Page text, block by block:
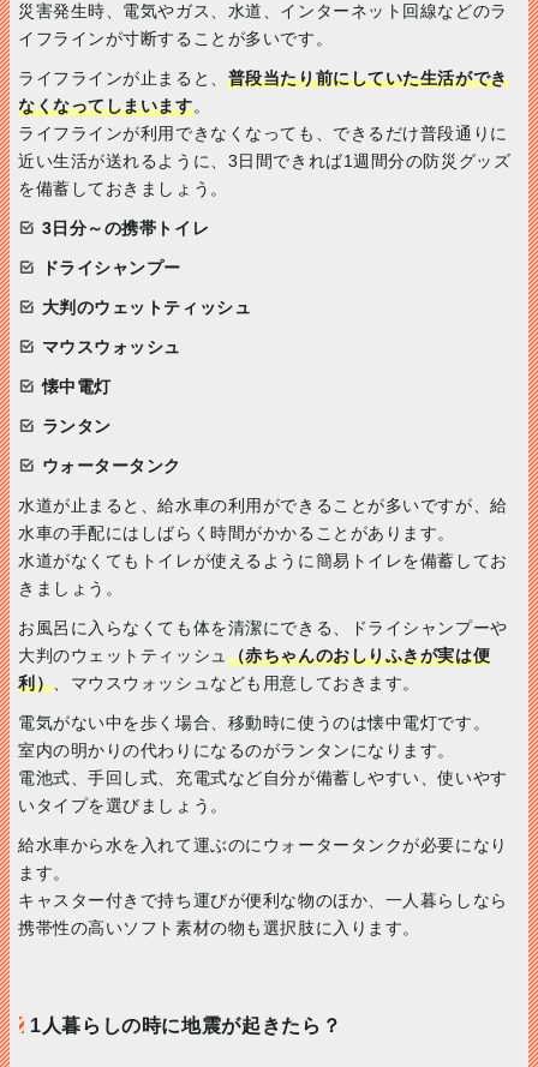
災害発生時、電気やガス、水道、インターネット回線などのラ
イフラインが寸断することが多いです。
ライフラインが止まると、 普段当たり前にしていた生活ができ
なくなってしまいます。
ライフラインが利用できなくなっても、できるだけ普段通りに
近い生活が送れるように、3日間できれば1週間分の防災グッズ
を備蓄しておきましょう。
3日分～の携帯トイレ
ドライシャンプー
大判のウェットティッシュ
マウスウォッシュ
懐中電灯
ランタン
ウォータータンク
水道が止まると、給水車の利用ができることが多いですが、給
水車の手配にはしばらく時間がかかることがあります。
水道がなくてもトイレが使えるように簡易トイレを備蓄してお
きましょう。
お風呂に入らなくても体を清潔にできる、ドライシャンプーや
大判のウェットティッシュ（赤ちゃんのおしりふきが実は便
利）、マウスウォッシュなども用意しておきます。
電気がない中を歩く場合、移動時に使うのは懐中電灯です。
室内の明かりの代わりになるのがランタンになります。
電池式、手回し式、充電式など自分が備蓄しやすい、使いやす
いタイプを選びましょう。
給水車から水を入れて運ぶのにウォータータンクが必要になり
ます。
キャスター付きで持ち運びが便利な物のほか、一人暮らしなら
携帯性の高いソフト素材の物も選択肢に入ります。
1人暮らしの時に地震が起きたら？